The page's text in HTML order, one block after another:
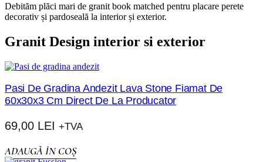
Debităm plăci mari de granit book matched pentru placare perete
decorativ și pardoseală la interior și exterior.
Granit Design interior si exterior
Pasi De Gradina Andezit Lava Stone Fiamat De
60x30x3 Cm Direct De La Producator
69,00 LEI +TVA
ADAUGĂ ÎN COȘ